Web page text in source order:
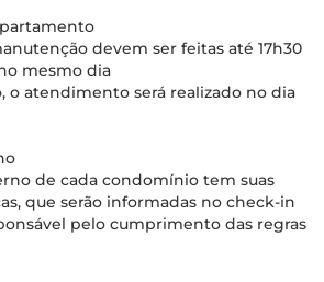
devem ser feitas até 17h30
mesmo dia
o atendimento será realizado no dia
de cada condomínio tem suas
que serão informadas no check-in
pelo cumprimento das regras